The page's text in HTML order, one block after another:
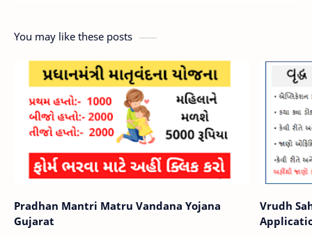
You may like these posts
Pradhan Mantri Matru Vandana Yojana
Gujarat
Vrudh